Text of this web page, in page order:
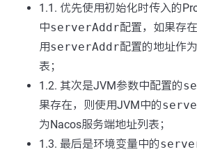
1.1. 优先使用初始化时传入的
中serverAddr配置，如果存
用serverAddr配置的地址作
表；
1.2. 其次是JVM参数中配置的
果存在，则使用JVM中的
为Nacos服务端地址列表；
1.3. 最后是环境变量中的